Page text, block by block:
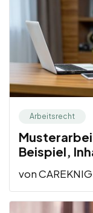
Arbeitsrecht
Beispiel,
von